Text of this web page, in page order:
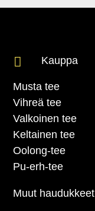
 Kauppa
Musta tee
Vihreä tee
Valkoinen tee
Keltainen tee
Oolong-tee
Pu-erh-tee
Muut haudukkeet